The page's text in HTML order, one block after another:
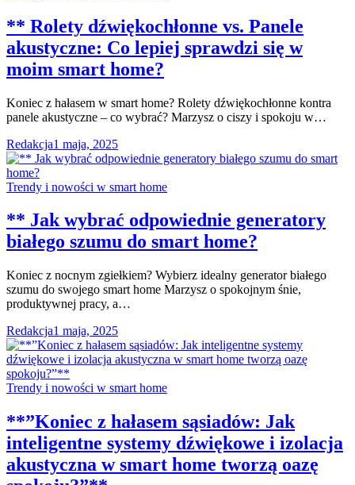
** Rolety dźwiękochłonne vs. Panele
akustyczne: Co lepiej sprawdzi się w
moim smart home?
Koniec z hałasem w smart home? Rolety dźwiękochłonne kontra
panele akustyczne – co wybrać? Marzysz o ciszy i spokoju w…
Redakcja1 maja, 2025
Trendy i nowości w smart home
** Jak wybrać odpowiednie generatory
białego szumu do smart home?
Koniec z nocnym zgiełkiem? Wybierz idealny generator białego
szumu do swojego smart home Marzysz o spokojnym śnie,
produktywnej pracy, a…
Redakcja1 maja, 2025
Trendy i nowości w smart home
**”Koniec z hałasem sąsiadów: Jak
inteligentne systemy dźwiękowe i izolacja
akustyczna w smart home tworzą oazę